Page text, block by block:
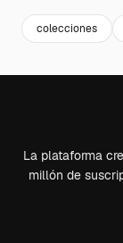
colecciones
La plataforma
millón de